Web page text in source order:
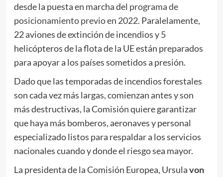
desde la puesta en marcha del programa de
posicionamiento previo en 2022. Paralelamente,
22 aviones de extinción de incendios y 5
helicópteros de la flota de la UE están preparados
para apoyar a los países sometidos a presión.
Dado que las temporadas de incendios forestales
son cada vez más largas, comienzan antes y son
más destructivas, la Comisión quiere garantizar
que haya más bomberos, aeronaves y personal
especializado listos para respaldar a los servicios
nacionales cuando y donde el riesgo sea mayor.
La presidenta de la Comisión Europea, Ursulavon